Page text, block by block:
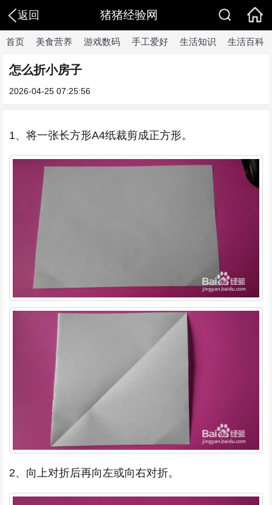
返回 猪猪经验网
首页 美食营养 游戏数码 手工爱好 生活知识 生活百科
怎么折小房子
2026-04-25 07:25:56
1、将一张长方形A4纸裁剪成正方形。
2、向上对折后再向左或向右对折。